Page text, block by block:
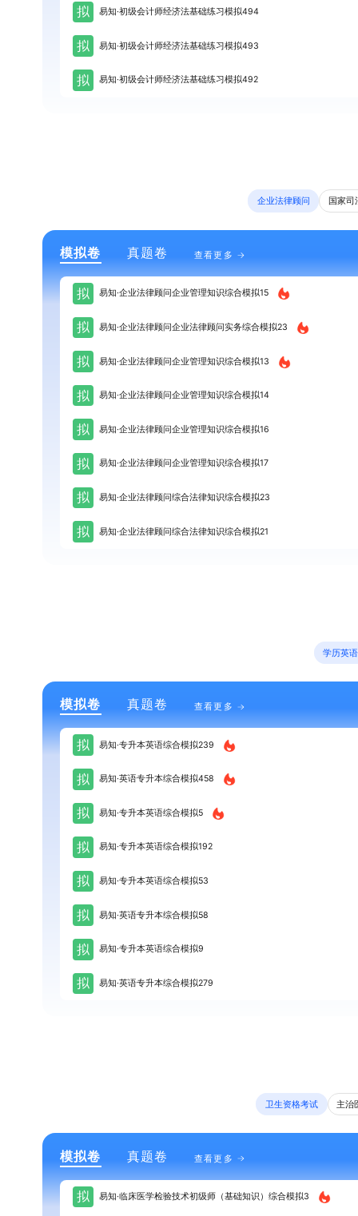
拟 易知·初级会计师经济法基础练习模拟494
拟 易知·初级会计师经济法基础练习模拟493
拟 易知·初级会计师经济法基础练习模拟492
企业法律顾问 国家司
模拟卷 真题卷 查看更多
拟 易知·企业法律顾问企业管理知识综合模拟15
拟 易知·企业法律顾问企业法律顾问实务综合模拟23
拟 易知·企业法律顾问企业管理知识综合模拟13
拟 易知·企业法律顾问企业管理知识综合模拟14
拟 易知·企业法律顾问企业管理知识综合模拟16
拟 易知·企业法律顾问企业管理知识综合模拟17
拟 易知·企业法律顾问综合法律知识综合模拟23
拟 易知·企业法律顾问综合法律知识综合模拟21
学历英语
模拟卷 真题卷 查看更多
拟 易知·专升本英语综合模拟239
拟 易知·英语专升本综合模拟458
拟 易知·专升本英语综合模拟5
拟 易知·专升本英语综合模拟192
拟 易知·专升本英语综合模拟53
拟 易知·英语专升本综合模拟58
拟 易知·专升本英语综合模拟9
拟 易知·英语专升本综合模拟279
卫生资格考试 主治
模拟卷 真题卷 查看更多
拟 易知·临床医学检验技术初级师（基础知识）综合模拟3